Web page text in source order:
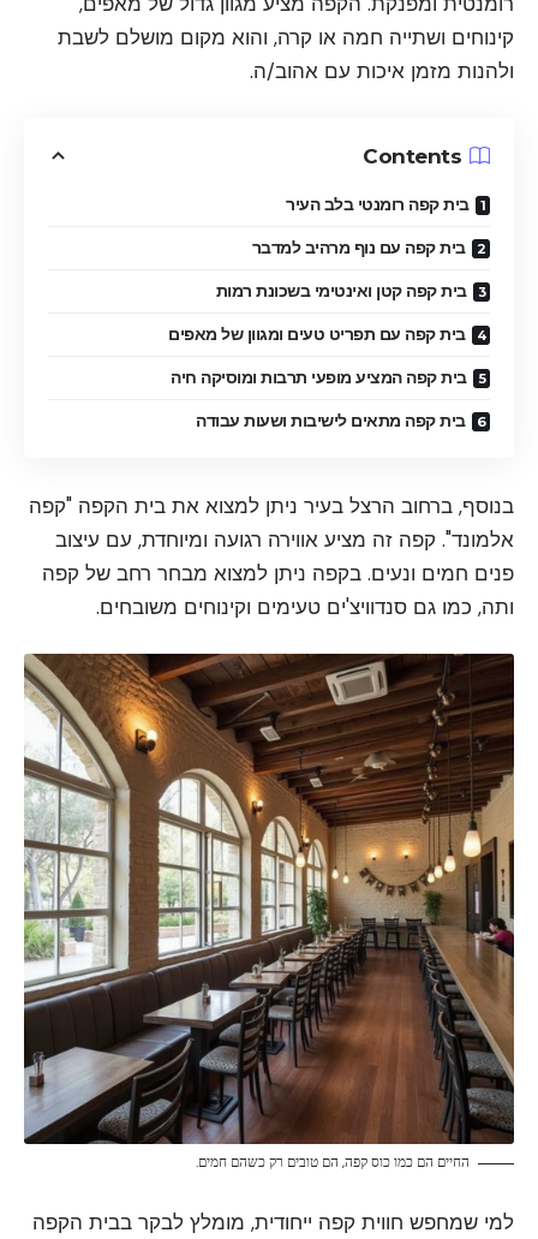
קינוחים ושתייה חמה או קרה, והוא מקום מושלם לשבת
ולהנות מזמן איכות עם אהוב/ה.
Contents
בית קפה רומנטי בלב העיר
בית קפה עם נוף מרהיב למדבר
בית קפה קטן ואינטימי בשכונת רמות
בית קפה עם תפריט טעים ומגוון של מאפים
בית קפה המציע מופעי תרבות ומוסיקה חיה
בית קפה מתאים לישיבות ושעות עבודה
בנוסף, ברחוב הרצל בעיר ניתן למצוא את בית הקפה "קפה
אלמונד". קפה זה מציע אווירה רגועה ומיוחדת, עם עיצוב
פנים חמים ונעים. בקפה ניתן למצוא מבחר רחב של קפה
ותה, כמו גם סנדוויצ'ים טעימים וקינוחים משובחים.
החיים הם כמו כוס קפה, הם טובים רק כשהם חמים.
למי שמחפש חווית קפה ייחודית, מומלץ לבקר בבית הקפה